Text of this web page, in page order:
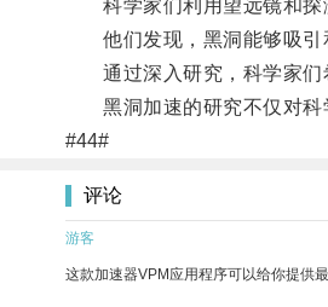
科学家们利用望远镜和探
他们发现，黑洞能够吸引
通过深入研究，科学家们
黑洞加速的研究不仅对科
#44#
评论
游客
这款加速器VPM应用程序可以给你提供